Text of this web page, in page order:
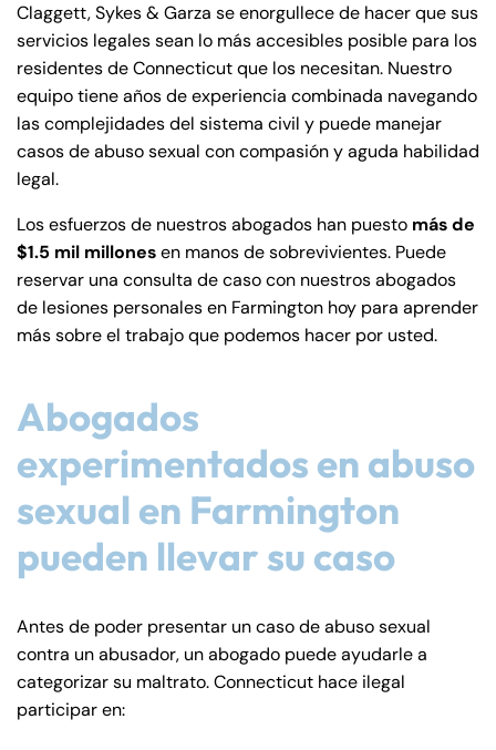
C
Claggett, Sykes & Garza se enorgullece de hacer que sus
servicios legales sean lo más accesibles posible para los
residentes de Connecticut que los necesitan. Nuestro
equipo tiene años de experiencia combinada navegando
las complejidades del sistema civil y puede manejar
casos de abuso sexual con compasión y aguda habilidad
legal.
Los esfuerzos de nuestros abogados han puesto más de
$1.5 mil millonesen manos de sobrevivientes. Puede
reservar una consulta de caso con nuestros abogados
de lesiones personales en Farmington hoy para aprender
más sobre el trabajo que podemos hacer por usted.
Abogados
experimentados en abuso
sexual en Farmington
pueden llevar su caso
Antes de poder presentar un caso de abuso sexual
contra un abusador, un abogado puede ayudarle a
categorizar su maltrato. Connecticut hace ilegal
participar en: